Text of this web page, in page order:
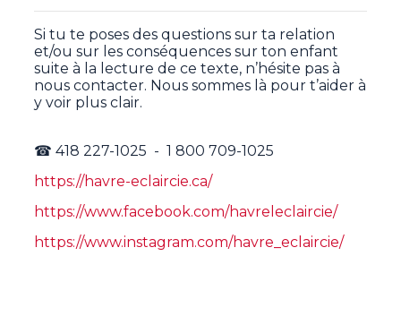
Si tu te poses des questions sur ta relation
et/ou sur les conséquences sur ton enfant
suite à la lecture de ce texte, n’hésite pas à
nous contacter. Nous sommes là pour t’aider à
y voir plus clair.
☎ 418 227-1025 - 1 800 709-1025
https://havre-eclaircie.ca/
https://www.facebook.com/havreleclaircie/
https://www.instagram.com/havre_eclaircie/